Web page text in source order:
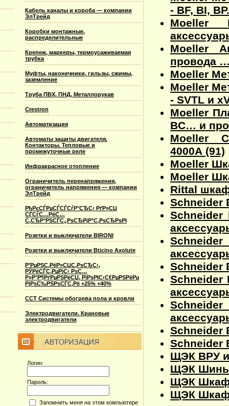
Кабель каналы и короба — компании
ЭлТрейд
Коробки монтажные,
распределительные
Крепеж, маркеры, термоусаживаемая
трубка
Муфты, наконечники, гильзы, сжимы,
заземление
Труба ПВХ, ПНД, Металлорукав
Crestron
Автоматизация
Автоматы защиты двигателя.
Контакторы. Тепловые и
промежуточные реле
Инфракрасное отопление
Ограничитель перенапряжения,
ограничитель напряжения — компании
ЭлТрейд
РђРєСЃРµСЃСЃСѓР°СЂС‹ РґР»СЏ
СЃСѓС…РёС…
С‚СЂР°РЅСЃС„РѕСЂРјР°С‚РѕСЂРѕРІ
Розетки и выключатели BIRONI
Розетки и выключатели Bticino Axolute
Р’РµРЅС‚РёР»СЏС‚РѕСЂС‹,
РЎРёСЃС‚РµРјС‹ РѕС…
Р»Р°Р¶РґРµРЅРёСЏ, РїРѕРІС‹С€РµРЅРёРµ
РјРѕС‰РЅРѕСЃС‚Рё +25% +40%
ССТ Системы обогрева пола и кровли
Электродвигатели. Крановые
электродвигатели
Логин:
Пароль:
Запомнить меня на этом компьютере
- BF, BI,
Moeller
Moeller
провода
Moeller
Moeller
- SVTL и
Moeller
BC… и
Moeller
4000А (91)
Moeller
Moeller
Rittal
Schneider
Schneider
Schneider
Schneider
ЩЭК ВРУ и
ЩЭК
ЩЭК
ЩЭК